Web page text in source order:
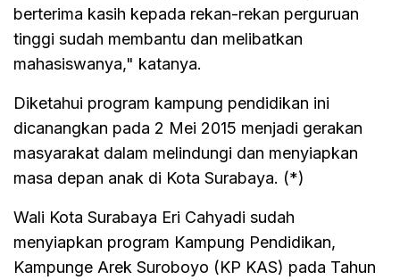
berterima kasih kepada rekan-rekan perguruan
tinggi sudah membantu dan melibatkan
mahasiswanya," katanya.
Diketahui program kampung pendidikan ini
dicanangkan pada 2 Mei 2015 menjadi gerakan
masyarakat dalam melindungi dan menyiapkan
masa depan anak di Kota Surabaya. (*)
Wali Kota Surabaya Eri Cahyadi sudah
menyiapkan program Kampung Pendidikan,
Kampunge Arek Suroboyo (KP KAS) pada Tahun